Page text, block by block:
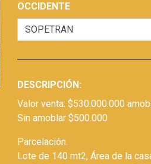
OCCIDENTE
DESCRIPCIÓN:
Valor venta: $530.000.000
Sin amoblar $500.000
Parcelación.
Lote de 140 mt2, Área de la